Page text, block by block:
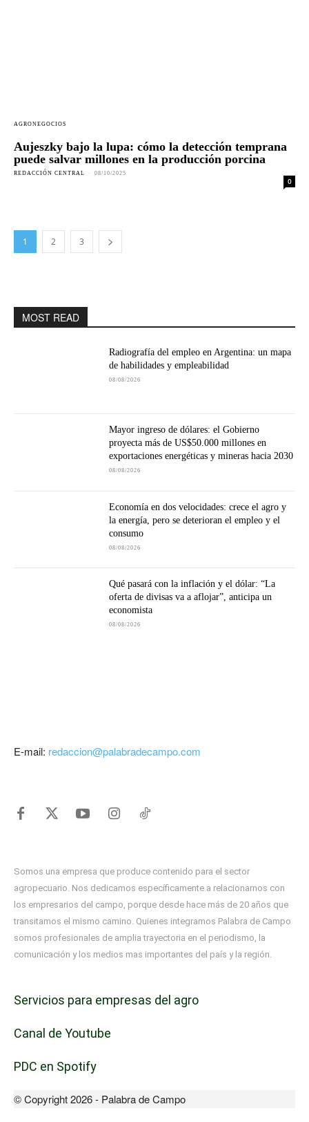
AGRONEGOCIOS
Aujeszky bajo la lupa: cómo la detección temprana
puede salvar millones en la producción porcina
REDACCIÓN CENTRAL - 08/10/2025
0
1 2 3
MOST READ
Radiografía del empleo en Argentina: un mapa
de habilidades y empleabilidad
08/08/2026
Mayor ingreso de dólares: el Gobierno
proyecta más de US$50.000 millones en
exportaciones energéticas y mineras hacia 2030
08/08/2026
Economía en dos velocidades: crece el agro y
la energía, pero se deterioran el empleo y el
consumo
08/08/2026
Qué pasará con la inflación y el dólar: “La
oferta de divisas va a aflojar”, anticipa un
economista
08/08/2026
E-mail: redaccion@palabradecampo.com
Somos una empresa que produce contenido para el sector
agropecuario. Nos dedicamos específicamente a relacionarnos con
los empresarios del campo, porque desde hace más de 20 años que
transitamos el mismo camino. Quienes integramos Palabra de Campo
somos profesionales de amplia trayectoria en el periodismo, la
comunicación y los medios mas importantes del país y la región.
Servicios para empresas del agro
Canal de Youtube
PDC en Spotify
© Copyright 2026 - Palabra de Campo